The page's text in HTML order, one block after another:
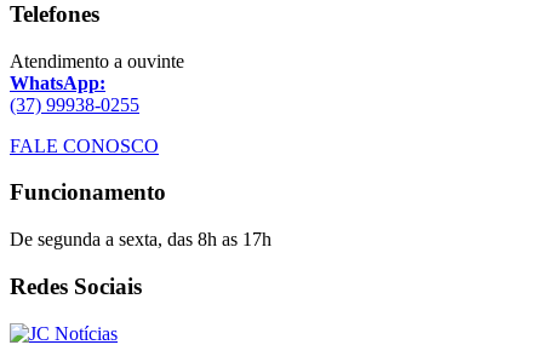
Telefones
Atendimento a ouvinte
WhatsApp:
(37) 99938-0255
FALE CONOSCO
Funcionamento
De segunda a sexta, das 8h as 17h
Redes Sociais